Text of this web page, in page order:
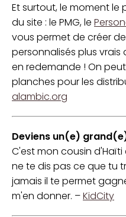
Et surtout, le moment le
du site : le PMG, le
vous permet de créer
personnalisés plus vrais
en redemande ! On
planches pour les
alambic.org
Deviens un(e)
C'est mon cousin
ne te dis pas ce que tu
jamais il te permet
m'en donner. –KidCity